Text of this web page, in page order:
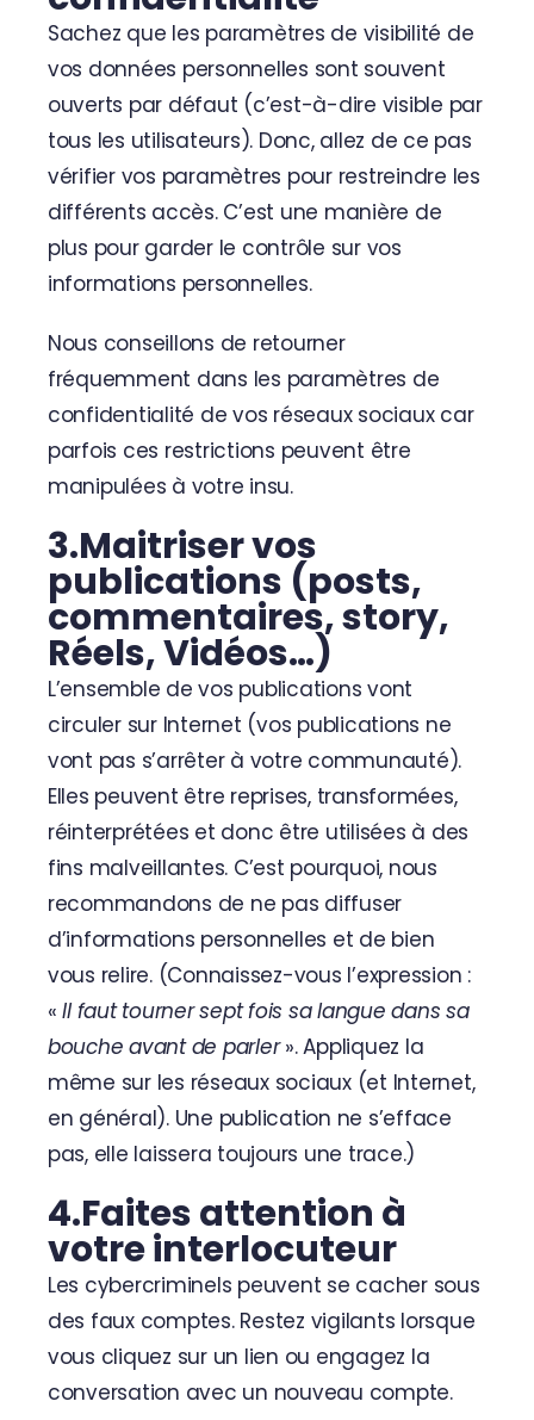
Sachez que les paramètres de visibilité de
vos données personnelles sont souvent
ouverts par défaut (c’est-à-dire visible par
tous les utilisateurs). Donc, allez de ce pas
vérifier vos paramètres pour restreindre les
différents accès. C’est une manière de
plus pour garder le contrôle sur vos
informations personnelles.
Nous conseillons de retourner
fréquemment dans les paramètres de
confidentialité de vos réseaux sociaux car
parfois ces restrictions peuvent être
manipulées à votre insu.
3.Maitriser vos
publications (posts,
commentaires, story,
Réels, Vidéos…)
L’ensemble de vos publications vont
circuler sur Internet (vos publications ne
vont pas s’arrêter à votre communauté).
Elles peuvent être reprises, transformées,
réinterprétées et donc être utilisées à des
fins malveillantes. C’est pourquoi, nous
recommandons de ne pas diffuser
d’informations personnelles et de bien
vous relire. (Connaissez-vous l’expression :
«Il faut tourner sept fois sa langue dans sa
bouche avant de parler». Appliquez la
même sur les réseaux sociaux (et Internet,
en général). Une publication ne s’efface
pas, elle laissera toujours une trace.)
4.Faites attention à
votre interlocuteur
Les cybercriminels peuvent se cacher sous
des faux comptes. Restez vigilants lorsque
vous cliquez sur un lien ou engagez la
conversation avec un nouveau compte.